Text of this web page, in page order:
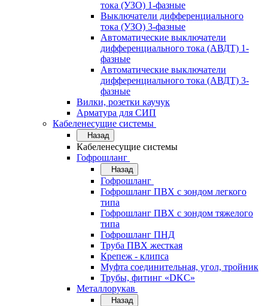
тока (УЗО) 1-фазные
Выключатели дифференциального
тока (УЗО) 3-фазные
Автоматические выключатели
дифференциального тока (АВДТ) 1-
фазные
Автоматические выключатели
дифференциального тока (АВДТ) 3-
фазные
Вилки, розетки каучук
Арматура для СИП
Кабеленесущие системы
Назад
Кабеленесущие системы
Гофрошланг
Назад
Гофрошланг
Гофрошланг ПВХ с зондом легкого
типа
Гофрошланг ПВХ с зондом тяжелого
типа
Гофрошланг ПНД
Труба ПВХ жесткая
Крепеж - клипса
Муфта соединительная, угол, тройник
Трубы, фитинг «DKC»
Металлорукав
Назад